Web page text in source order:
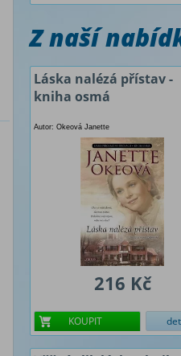
Z naší
Láska nalézá přístav -
kniha osmá
Autor: Okeová Janette
216 Kč
KOUPIT